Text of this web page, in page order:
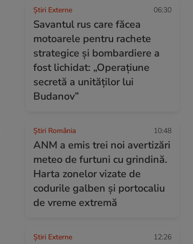
Știri Externe 06:30
Savantul rus care făcea
motoarele pentru rachete
strategice și bombardiere a
fost lichidat: „Operațiune
secretă a unităților lui
Budanov”
Știri România 10:48
ANM a emis trei noi avertizări
meteo de furtuni cu grindină.
Harta zonelor vizate de
codurile galben și portocaliu
de vreme extremă
Știri Externe 12:26